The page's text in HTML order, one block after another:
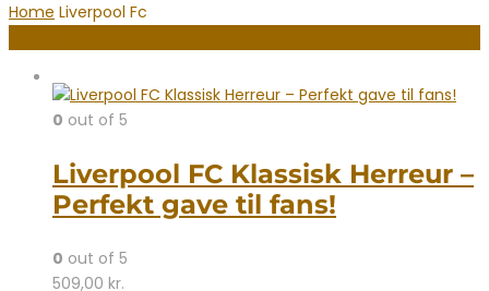
Home Liverpool Fc
0 out of 5
Liverpool FC Klassisk Herreur –
Perfekt gave til fans!
0 out of 5
509,00 kr.